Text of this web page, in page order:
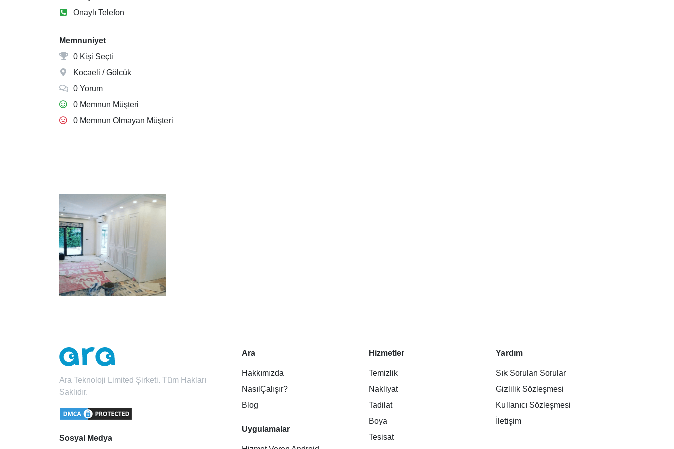
Onaylı Telefon
Memnuniyet
0 Kişi Seçti
Kocaeli / Gölcük
0 Yorum
0 Memnun Müşteri
0 Memnun Olmayan Müşteri
Ara Teknoloji Limited Şirketi. Tüm Hakları
Saklıdır.
Sosyal Medya
Ara
Hakkımızda
NasılÇalışır?
Blog
Uygulamalar
Hizmetler
Temizlik
Nakliyat
Tadilat
Boya
Tesisat
Yardım
Sık Sorulan Sorular
Gizlilik Sözleşmesi
Kullanıcı Sözleşmesi
İletişim